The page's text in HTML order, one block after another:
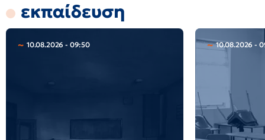
εκπαίδευση
10.08.2026 - 09:50 10.08.2026 -